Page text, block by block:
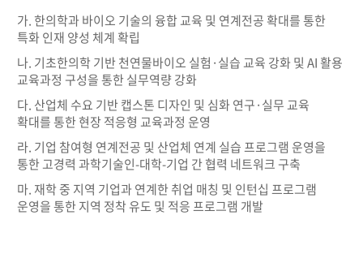
가. 한의학과 바이오 기술의 융합 교육 및 연계전공 확대를 통한
특화 인재 양성 체계 확립
나. 기초한의학 기반 천연물바이오 실험·실습 교육 강화 및 AI 활용
교육과정 구성을 통한 실무역량 강화
다. 산업체 수요 기반 캡스톤 디자인 및 심화 연구·실무 교육
확대를 통한 현장 적응형 교육과정 운영
라. 기업 참여형 연계전공 및 산업체 연계 실습 프로그램 운영을
통한 고경력 과학기술인-대학-기업 간 협력 네트워크 구축
마. 재학 중 지역 기업과 연계한 취업 매칭 및 인턴십 프로그램
운영을 통한 지역 정착 유도 및 적응 프로그램 개발